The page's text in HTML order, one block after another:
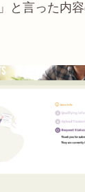
と言った内